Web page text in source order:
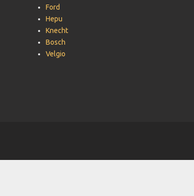
Ford
Hepu
Knecht
Bosch
Velgio